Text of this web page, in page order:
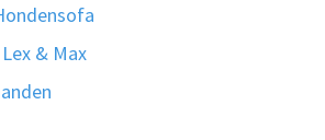
& Max